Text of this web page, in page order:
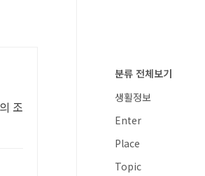
조
분류 전체보기
생활정보
Enter
Place
Topic